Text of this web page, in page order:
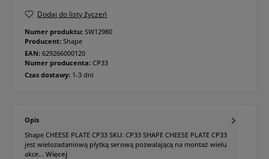
Dodaj do listy życzeń
Numer produktu: SW12980
Producent: Shape
EAN: 629266000120
Numer producenta: CP33
Czas dostawy: 1-3 dni
Opis
Shape CHEESE PLATE CP33 SKU: CP33 SHAPE CHEESE PLATE CP33
jest wielozadaniową płytką serową pozwalającą na montaż wielu
akce… Więcej